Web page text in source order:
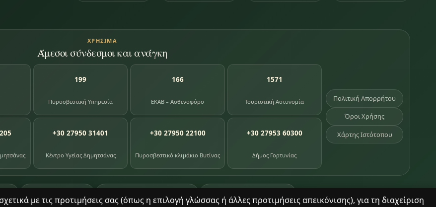
με τις προτιμήσεις σας (όπως η επιλογή γλώσσας ή άλλες προτιμήσεις απεικόνισης), για τη διαχείριση
ΧΡΉΣΙΜΑ
Άμεσοι σύνδεσμοι και ανάγκη
199
Πυροσβεστική Υπηρεσία
166
ΕΚΑΒ – Ασθενοφόρο
1571
Τουριστική Αστυνομία
+30 27950 31401
Κέντρο Υγείας Δημητσάνας
+30 27950 22100
Πυροσβεστικό κλιμάκιο Βυτίνας
+30 27953 60300
Δήμος Γορτυνίας
Πολιτική Απορρήτου
Όροι Χρήσης
Χάρτης Ιστότοπου
87 φωτογραφίες βιβλία βιβλιοθήκης σημεία κληρονομιάς